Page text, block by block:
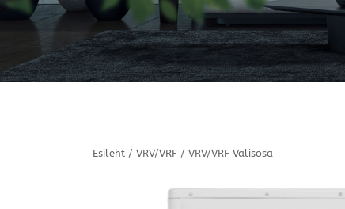
Esileht / VRV/VRF / VRV/VRF Välisosa